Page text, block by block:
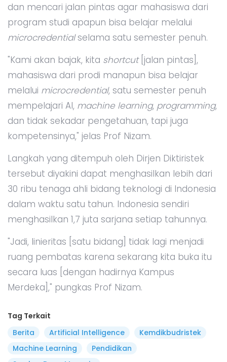
dan mencari jalan pintas agar mahasiswa dari
program studi apapun bisa belajar melalui
microcredentialselama satu semester penuh.
"Kami akan bajak, kita shortcut[jalan pintas],
mahasiswa dari prodi manapun bisa belajar
melalui microcredential, satu semester penuh
mempelajari AI, machine learning, programming,
dan tidak sekadar pengetahuan, tapi juga
kompetensinya," jelas Prof Nizam.
Langkah yang ditempuh oleh Dirjen Diktiristek
tersebut diyakini dapat menghasilkan lebih dari
30 ribu tenaga ahli bidang teknologi di Indonesia
dalam waktu satu tahun. Indonesia sendiri
menghasilkan 1,7 juta sarjana setiap tahunnya.
"Jadi, linieritas [satu bidang] tidak lagi menjadi
ruang pembatas karena sekarang kita buka itu
secara luas [dengan hadirnya Kampus
Merdeka]," pungkas Prof Nizam.
Tag Terkait
Berita
Artificial Intelligence
Kemdikbudristek
Machine Learning
Pendidikan